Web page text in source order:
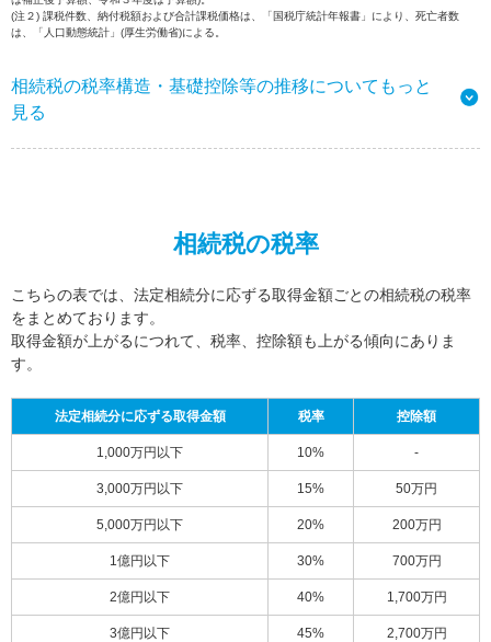
(注２) 課税件数、納付税額および合計課税価格は、「国税庁統計年報書」により、死亡者数
は、「人口動態統計」(厚生労働省)による。
相続税の税率構造・基礎控除等の推移についてもっと
見る
相続税の税率
こちらの表では、法定相続分に応ずる取得金額ごとの相続税の税率
をまとめております。
取得金額が上がるにつれて、税率、控除額も上がる傾向にありま
す。
法定相続分に応ずる取得金額 税率 控除額
1,000万円以下 10% -
3,000万円以下 15% 50万円
5,000万円以下 20% 200万円
1億円以下 30% 700万円
2億円以下 40% 1,700万円
3億円以下 45% 2,700万円